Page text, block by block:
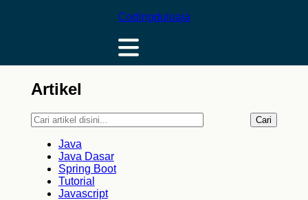
Codingduluaja
Artikel
Cari
Java
Java Dasar
Spring Boot
Tutorial
Javascript